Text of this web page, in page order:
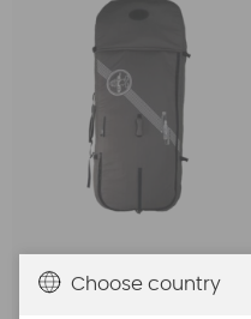
Choose country